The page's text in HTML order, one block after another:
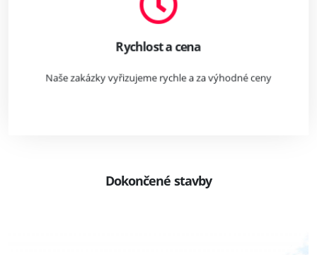
Rychlost a cena
Naše zakázky vyřizujeme rychle a za výhodné ceny
Dokončené stavby